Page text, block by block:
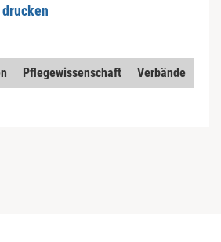
Pflegewissenschaft Verbände